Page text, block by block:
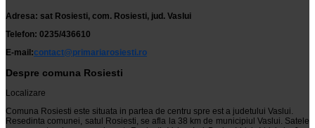
Adresa: sat Rosiesti, com. Rosiesti, jud. Vaslui
Telefon: 0235/436610
E-mail:contact@primariarosiesti.ro
Despre comuna Rosiesti
Localizare
Comuna Rosiesti este situata in partea de centru spre est a judetului Vaslui.
Resedinta comunei, satul Rosiesti, se afla la 38 km de municipiul Vaslui. Satele